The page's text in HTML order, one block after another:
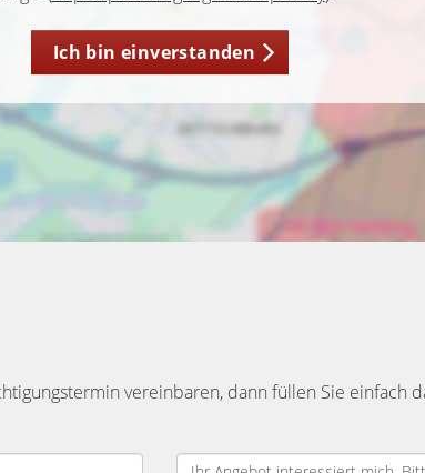
Ich bin einverstanden
vereinbaren, dann füllen Sie einfach